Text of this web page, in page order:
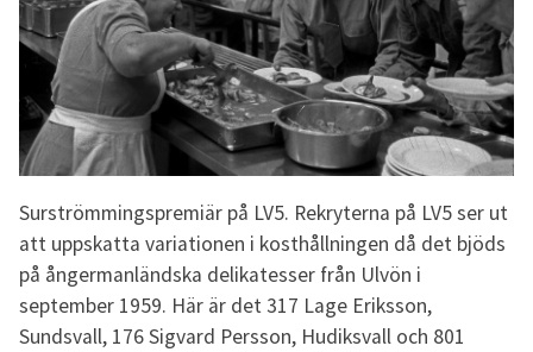
Surströmmingspremiär på LV5. Rekryterna på LV5 ser ut
att uppskatta variationen i kosthållningen då det bjöds
på ångermanländska delikatesser från Ulvön i
september 1959. Här är det 317 Lage Eriksson,
Sundsvall, 176 Sigvard Persson, Hudiksvall och 801